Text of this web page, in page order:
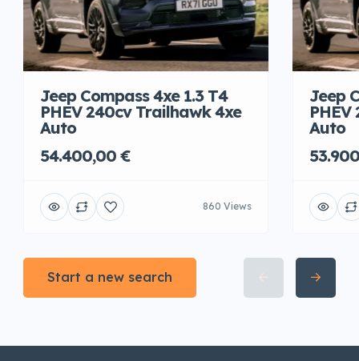
Jeep Compass 4xe 1.3 T4
PHEV 240cv Trailhawk 4xe
Auto
54.400,00 €
860 Views
Jeep
Auto
Start a new search